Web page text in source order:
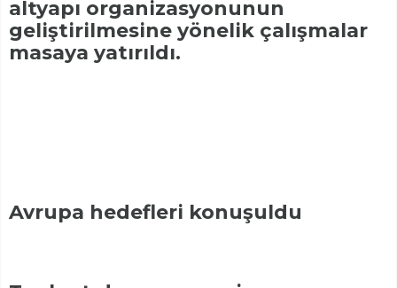
altyapı organizasyonunun
geliştirilmesine yönelik çalışmalar
masaya yatırıldı.
Avrupa hedefleri konuşuldu